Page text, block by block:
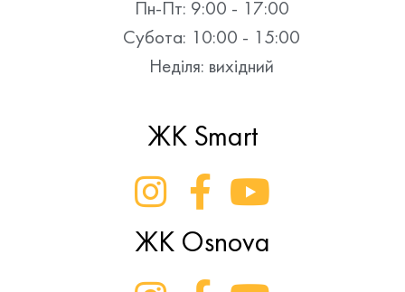
Пн-Пт: 9:00 - 17:00
Субота: 10:00 - 15:00
Неділя: вихідний
ЖК Smart
ЖК Osnova